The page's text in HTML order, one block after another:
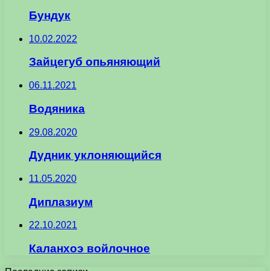
Бундук
10.02.2022
Зайцегуб опьяняющий
06.11.2021
Водяника
29.08.2020
Дудник уклоняющийся
11.05.2020
Диплазиум
22.10.2021
Каланхоэ войлочное